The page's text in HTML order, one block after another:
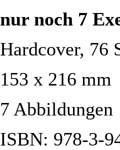
nur noch 7
Hardcover, 76
153 x 216 mm
7 Abbildungen
ISBN: 978-3-